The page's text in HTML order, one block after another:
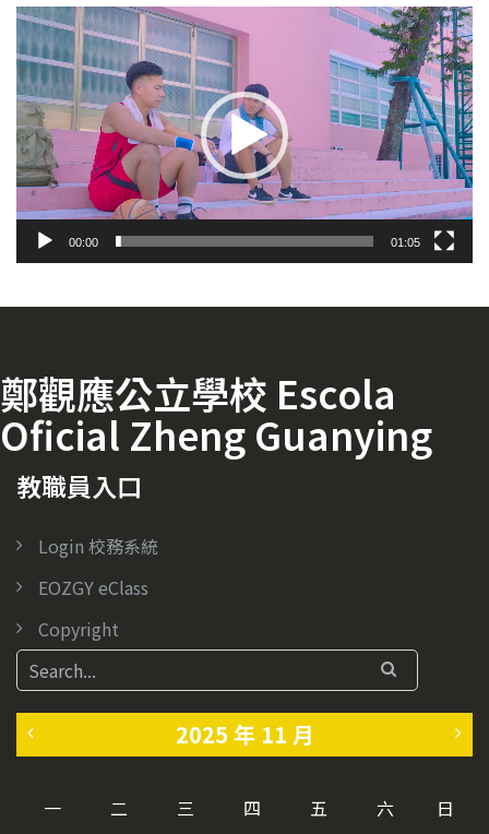
視
訊
播
放
器
00:00 01:05
鄭觀應公立學校 Escola
Oficial Zheng Guanying
教職員入口
Login 校務系統
EOZGY eClass
Copyright
2025 年 11 月
一 二 三 四 五 六 日